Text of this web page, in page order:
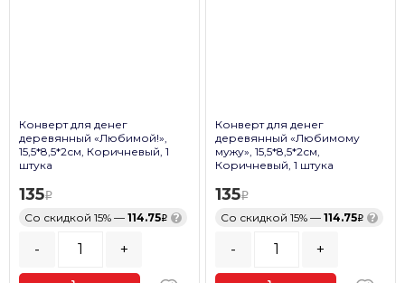
Конверт для денег
деревянный «Любимой!»,
15,5*8,5*2см, Коричневый, 1
штука
135
Со скидкой 15% — 114.75 ?
- +
Конверт для денег
деревянный «Любимому
мужу», 15,5*8,5*2см,
Коричневый, 1 штука
135
Со скидкой 15% — 114.75 ?
- +